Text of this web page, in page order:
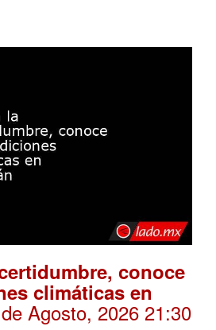
conoce
climáticas en
Agosto, 2026 21:30